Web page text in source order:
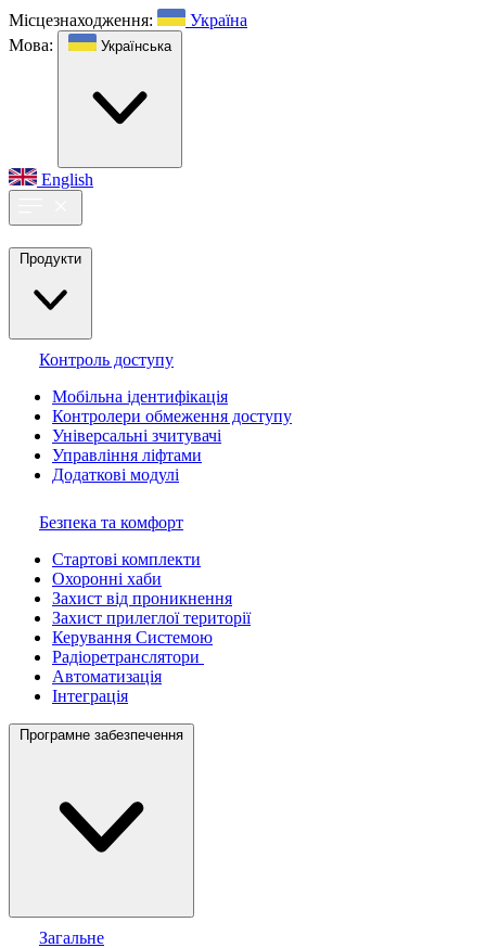
Місцезнаходження:
Україна
Мова:
Українська
English
Продукти
Контроль доступу
Мобільна ідентифікація
Контролери обмеження доступу
Універсальні зчитувачі
Управління ліфтами
Додаткові модулі
Безпека та комфорт
Стартові комплекти
Охоронні хаби
Захист від проникнення
Захист прилеглої території
Керування Системою
Радіоретранслятори
Автоматизація
Інтеграція
Програмне забезпечення
Загальне